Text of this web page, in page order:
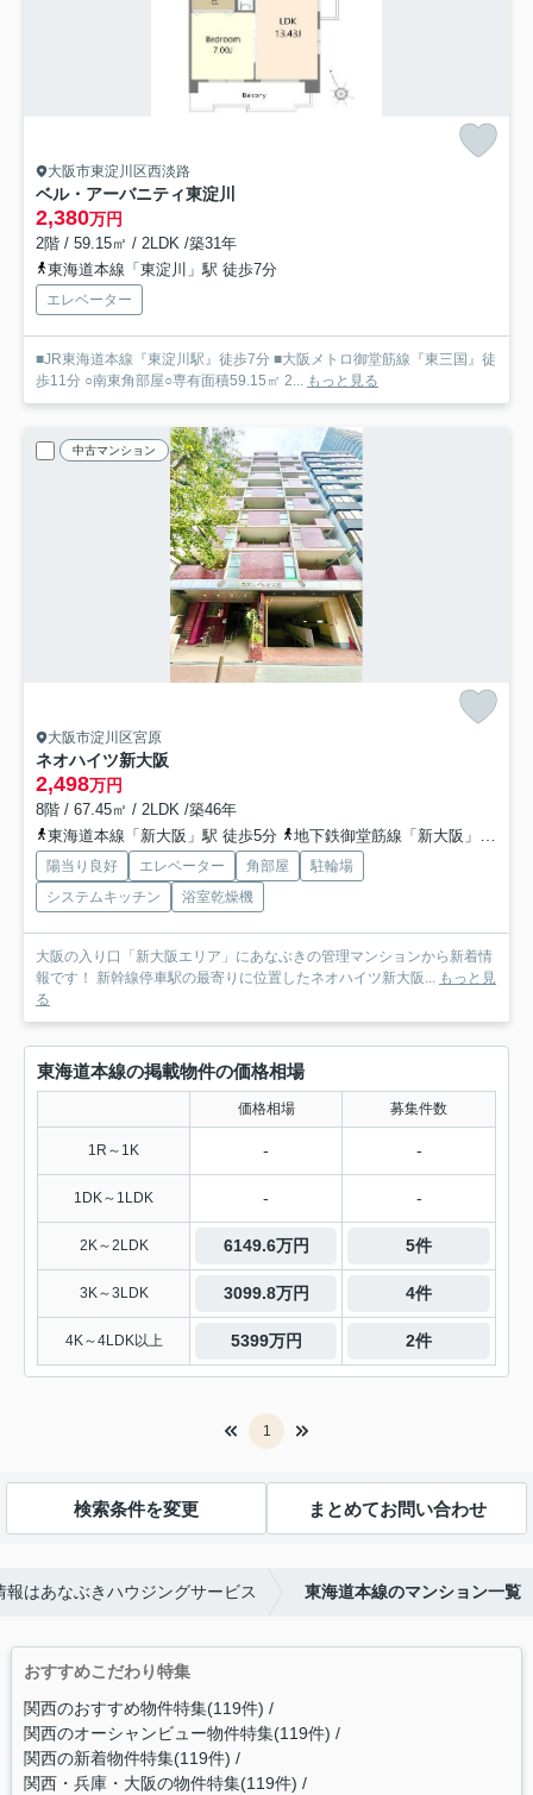
大阪市東淀川区西淡路
ベル・アーバニティ東淀川
2,380万円
2階 / 59.15㎡ / 2LDK /築31年
東海道本線「東淀川」駅 徒歩7分
エレベーター
■JR東海道本線『東淀川駅』徒歩7分 ■大阪メトロ御堂筋線『東三国』徒
歩11分 ○南東角部屋○専有面積59.15㎡ 2... もっと見る
中古マンション
大阪市淀川区宮原
ネオハイツ新大阪
2,498万円
8階 / 67.45㎡ / 2LDK /築46年
東海道本線「新大阪」駅 徒歩5分
地下鉄御堂筋線「新大阪」駅 徒歩5分
陽当り良好 エレベーター 角部屋
駐輪場
システムキッチン
浴室乾燥機
大阪の入り口「新大阪エリア」にあなぶきの管理マンションから新着情
報です！ 新幹線停車駅の最寄りに位置したネオハイツ新大阪... もっと見
る
東海道本線の掲載物件の価格相場
価格相場 募集件数
1R～1K - -
1DK～1LDK - -
2K～2LDK 6149.6万円 5件
3K～3LDK 3099.8万円 4件
4K～4LDK以上 5399万円 2件
1
検索条件を変更 まとめてお問い合わせ
はあなぶきハウジングサービス 東海道本線のマンション一覧
おすすめこだわり特集
関西のおすすめ物件特集(119件)
関西のオーシャンビュー物件特集(119件)
関西の新着物件特集(119件)
関西・兵庫・大阪の物件特集(119件)